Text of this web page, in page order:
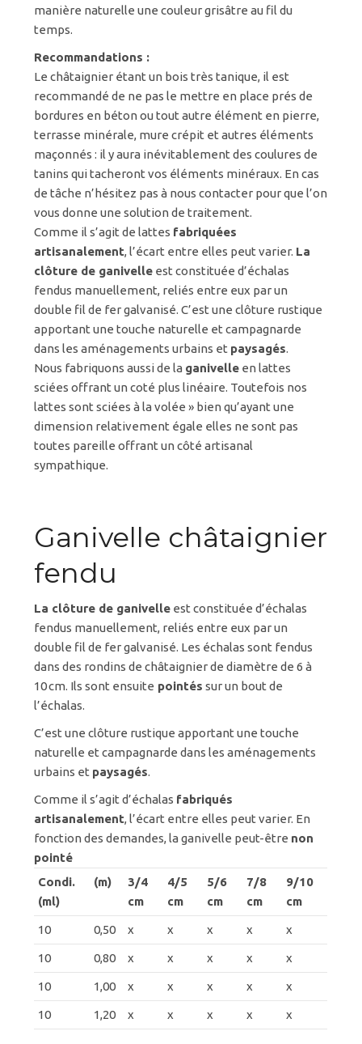
manière naturelle une couleur grisâtre au fil du
temps.
Recommandations :
Le châtaignier étant un bois très tanique, il est
recommandé de ne pas le mettre en place prés de
bordures en béton ou tout autre élément en pierre,
terrasse minérale, mure crépit et autres éléments
maçonnés : il y aura inévitablement des coulures de
tanins qui tacheront vos éléments minéraux. En cas
de tâche n’hésitez pas à nous contacter pour que l’on
vous donne une solution de traitement.
Comme il s’agit de lattes fabriquées
artisanalement, l’écart entre elles peut varier. La
clôture de ganivelle est constituée d’échalas
fendus manuellement, reliés entre eux par un
double fil de fer galvanisé. C’est une clôture rustique
apportant une touche naturelle et campagnarde
dans les aménagements urbains et paysagés.
Nous fabriquons aussi de la ganivelle en lattes
sciées offrant un coté plus linéaire. Toutefois nos
lattes sont sciées à la volée » bien qu’ayant une
dimension relativement égale elles ne sont pas
toutes pareille offrant un côté artisanal
sympathique.
Ganivelle châtaignier
fendu
La clôture de ganivelle est constituée d’échalas
fendus manuellement, reliés entre eux par un
double fil de fer galvanisé. Les échalas sont fendus
dans des rondins de châtaignier de diamètre de 6 à
10cm. Ils sont ensuite pointés sur un bout de
l’échalas.
C’est une clôture rustique apportant une touche
naturelle et campagnarde dans les aménagements
urbains et paysagés.
Comme il s’agit d’échalas fabriqués
artisanalement, l’écart entre elles peut varier. En
fonction des demandes, la ganivelle peut-être non
pointé
Condi.
(ml)
(m)
3/4
cm
4/5
cm
5/6
cm
7/8
cm
9/10
cm
10 0,50 x x x x x
10 0,80 x x x x x
10 1,00 x x x x x
10 1,20 x x x x x